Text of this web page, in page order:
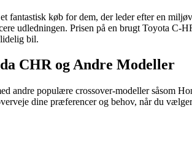
fantastisk køb for dem, der leder efter en
udledningen. Prisen på en brugt Toyota
bil.
CHR og Andre Modeller
andre populære crossover-modeller såsom
dine præferencer og behov, når du